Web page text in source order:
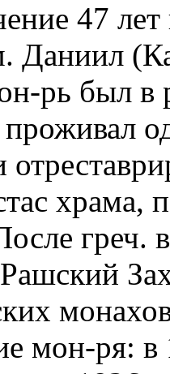
47
Даниил
рь был в
храма,
греч.
мон-ря: